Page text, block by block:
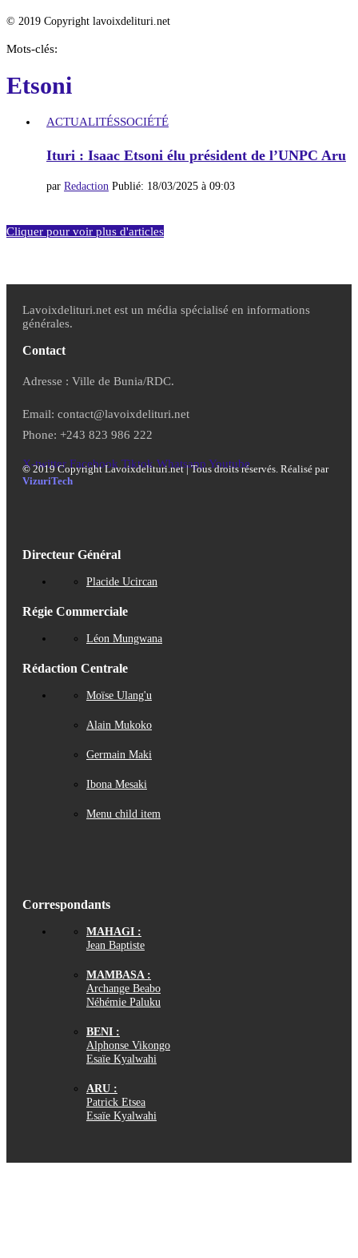
© 2019 Copyright lavoixdelituri.net
Mots-clés:
Etsoni
ACTUALITÉSSOCIÉTÉ
Ituri : Isaac Etsoni élu président de l’UNPC Aru
par Redaction Publié: 18/03/2025 à 09:03
Cliquer pour voir plus d'articles
Lavoixdelituri.net est un média spécialisé en informations
générales.
Contact
Adresse : Ville de Bunia/RDC.
Email: contact@lavoixdelituri.net
Phone: +243 823 986 222
X-twitter Facebook Tiktok Whatsapp Youtube
©2019 Copyright Lavoixdelituri.net | Tous droits réservés. Réalisé par
VizuriTech
Directeur Général
Placide Ucircan
Régie Commerciale
Léon Mungwana
Rédaction Centrale
Moïse Ulang'u
Alain Mukoko
Germain Maki
Ibona Mesaki
Menu child item
Correspondants
MAHAGI :
Jean Baptiste
MAMBASA :
Archange Beabo
Néhémie Paluku
BENI :
Alphonse Vikongo
Esaïe Kyalwahi
ARU :
Patrick Etsea
Esaïe Kyalwahi